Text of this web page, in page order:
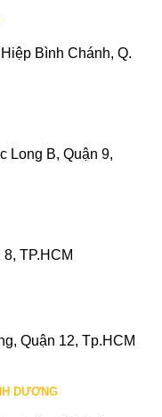
Bình Chánh, Q.
Long B, Quận 9,
TP.HCM
Quận 12, Tp.HCM
DƯƠNG